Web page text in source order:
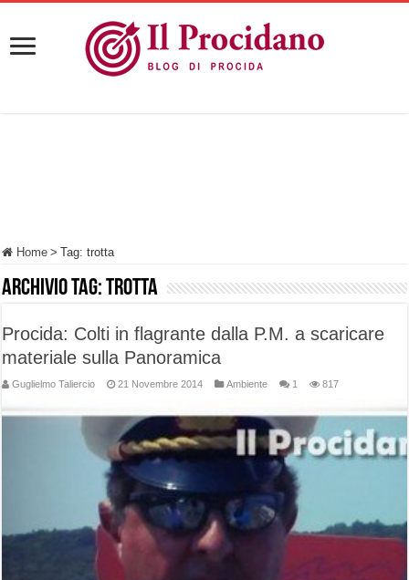
Home > Tag:trotta
Archivio tag:trotta
Procida: Colti in flagrante dalla P.M. a scaricare
materiale sulla Panoramica
Guglielmo Taliercio 21 Novembre 2014 Ambiente 1 817